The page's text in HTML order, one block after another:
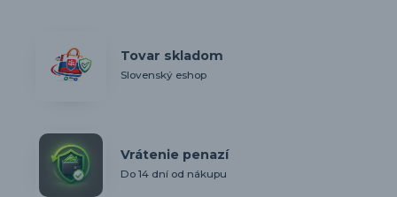
Tovar skladom
Slovenský eshop
Vrátenie penazí
Do 14 dní od nákupu